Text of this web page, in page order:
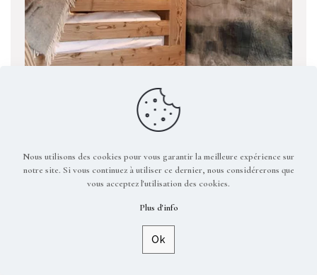
Nous utilisons des cookies pour vous garantir la meilleure expérience sur
notre site. Si vous continuez à utiliser ce dernier, nous considérerons que
vous acceptez l'utilisation des cookies.
Plus d'info
Ok